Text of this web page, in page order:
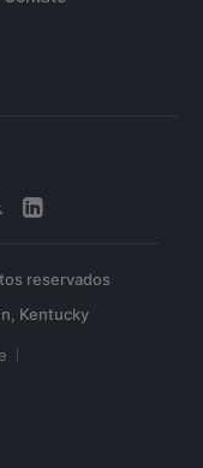
reservados